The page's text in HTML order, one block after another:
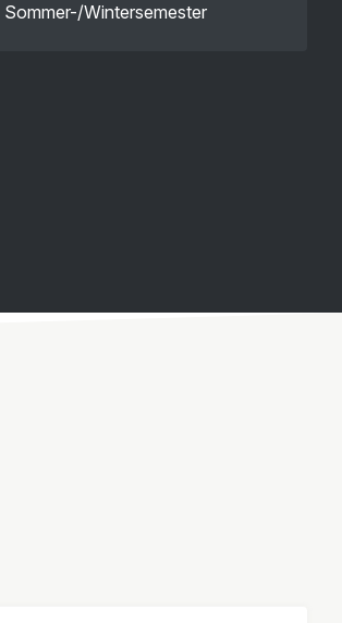
Sommer-/Wintersemester